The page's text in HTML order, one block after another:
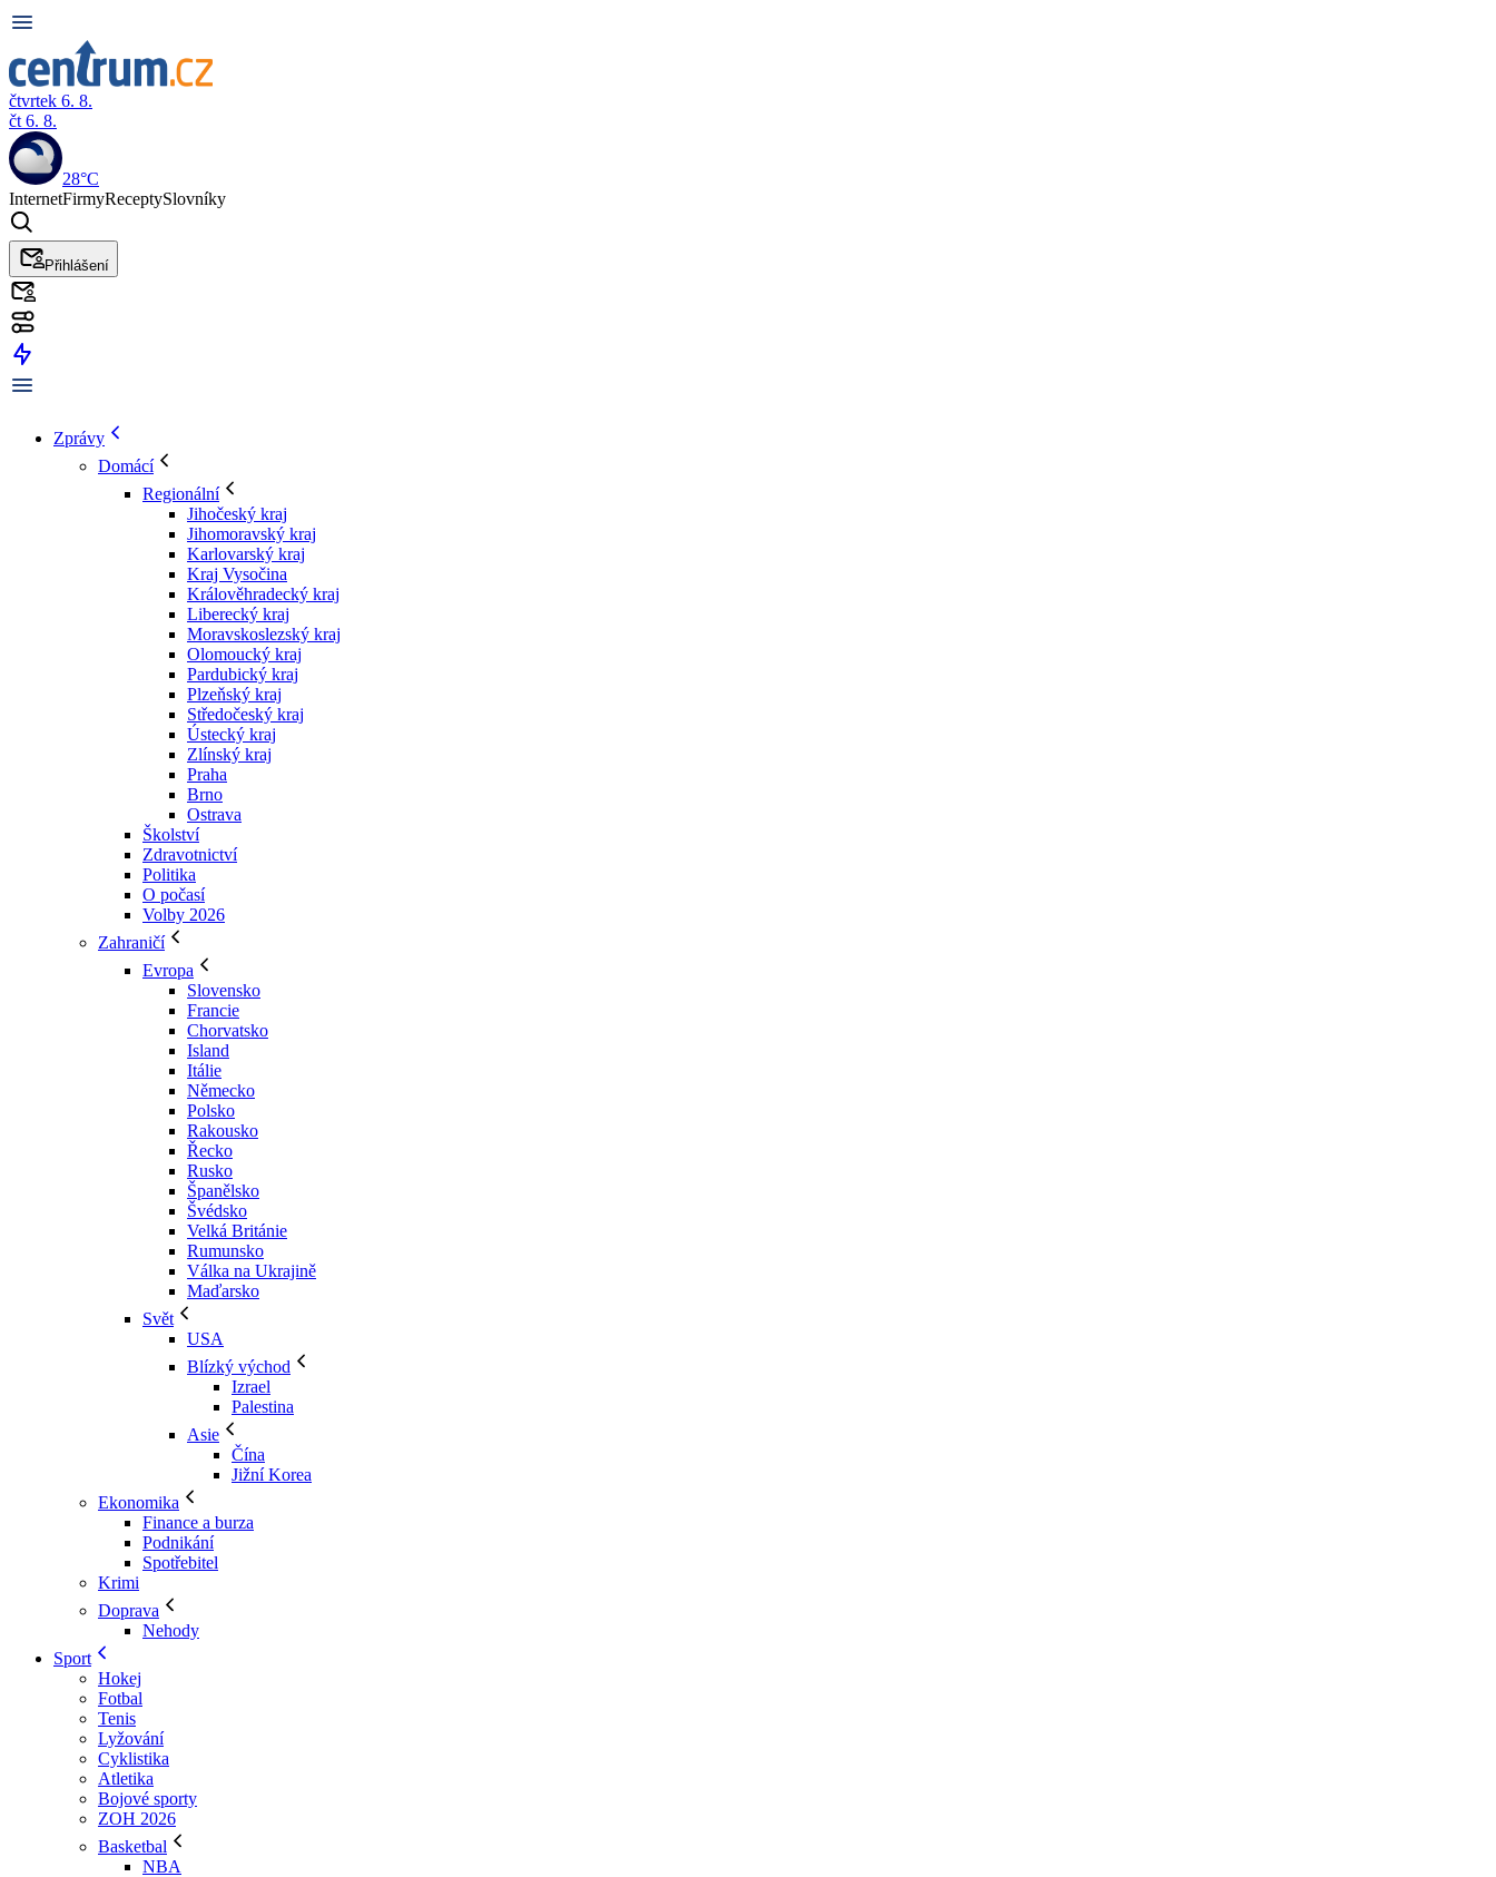
čtvrtek 6. 8.
čt 6. 8.
28°C
InternetFirmyReceptySlovníky
Přihlášení
Zprávy
Domácí
Regionální
Jihočeský kraj
Jihomoravský kraj
Karlovarský kraj
Kraj Vysočina
Králověhradecký kraj
Liberecký kraj
Moravskoslezský kraj
Olomoucký kraj
Pardubický kraj
Plzeňský kraj
Středočeský kraj
Ústecký kraj
Zlínský kraj
Praha
Brno
Ostrava
Školství
Zdravotnictví
Politika
O počasí
Volby 2026
Zahraničí
Evropa
Slovensko
Francie
Chorvatsko
Island
Itálie
Německo
Polsko
Rakousko
Řecko
Rusko
Španělsko
Švédsko
Velká Británie
Rumunsko
Válka na Ukrajině
Maďarsko
Svět
USA
Blízký východ
Izrael
Palestina
Asie
Čína
Jižní Korea
Ekonomika
Finance a burza
Podnikání
Spotřebitel
Krimi
Doprava
Nehody
Sport
Hokej
Fotbal
Tenis
Lyžování
Cyklistika
Atletika
Bojové sporty
ZOH 2026
Basketbal
NBA